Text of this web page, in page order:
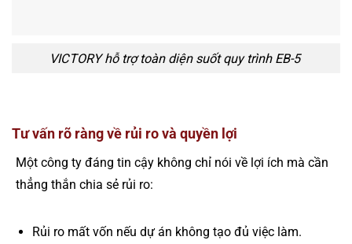
VICTORY hỗ trợ toàn diện suốt quy trình EB-5
Tư vấn rõ ràng về rủi ro và quyền lợi
Một công ty đáng tin cậy không chỉ nói về lợi ích mà cần
thẳng thắn chia sẻ rủi ro:
Rủi ro mất vốn nếu dự án không tạo đủ việc làm.